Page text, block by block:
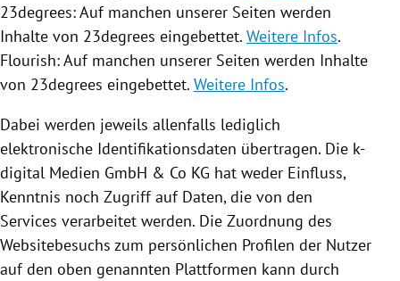
23degrees: Auf manchen unserer Seiten werden
Inhalte von 23degrees eingebettet. Weitere Infos.
Flourish: Auf manchen unserer Seiten werden Inhalte
von 23degrees eingebettet. Weitere Infos.
Dabei werden jeweils allenfalls lediglich
elektronische Identifikationsdaten übertragen. Die k-
digital Medien GmbH & Co KG hat weder Einfluss,
Kenntnis noch Zugriff auf Daten, die von den
Services verarbeitet werden. Die Zuordnung des
Websitebesuchs zum persönlichen Profilen der Nutzer
auf den oben genannten Plattformen kann durch